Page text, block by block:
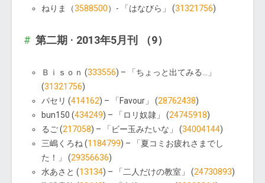
ねりま（3588500）- 「はなびら」 (31321756)
第二期 · 2013年5月刊 （9）
Ｂｉｓｏｎ (333556) – 「ちょっと出てみる…」
(31321756)
パセリ (414162) – 「Favour」 (28762438)
bun150 (434249) – 「ロリ奴隷」 (24745918)
るご (217058) – 「ビー玉みたいな」 (34004144)
三嶋くろね (1184799) – 「夏コミお疲れさまでし
た！」 (29356636)
水あさと (13134) – 「二人だけの教室」 (24730893)